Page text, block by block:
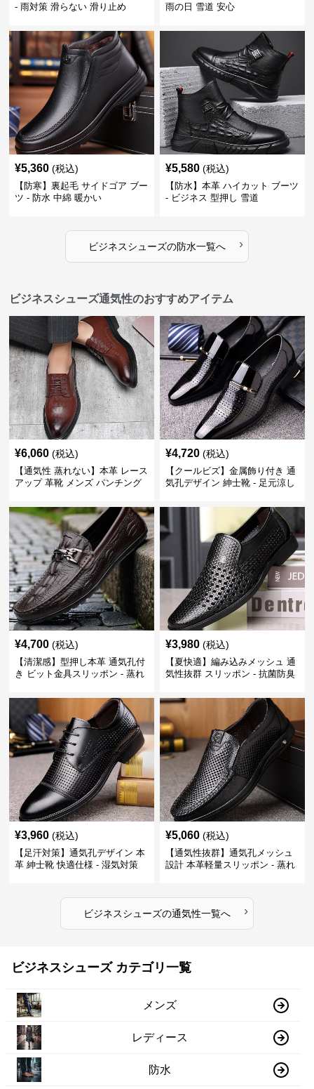
- 雨対策 滑らない 滑り止め
雨の日 雪道 安心
¥5,360 (税込)
【防寒】裏起毛 サイドゴア ブー
ツ - 防水 中綿 暖かい
¥5,580 (税込)
【防水】本革 ハイカット ブーツ
- ビジネス 型押し 雪道
ビジネスシューズの防水一覧へ ›
ビジネスシューズ通気性のおすすめアイテム
¥6,060 (税込)
【通気性 蒸れない】本革 レース
アップ 革靴 メンズ パンチング
い 営業
¥4,720 (税込)
【クールビズ】金属飾り付き 通
気孔デザイン 紳士靴 - 足元涼し
¥4,700 (税込)
【清潔感】型押し本革 通気孔付
き ビット金具スリッポン - 蒸れ
¥3,980 (税込)
【夏快適】編み込みメッシュ 通
気性抜群 スリッポン - 抗菌防臭
¥3,960 (税込)
【足汗対策】通気孔デザイン 本
革 紳士靴 快適仕様 - 湿気対策
¥5,060 (税込)
【通気性抜群】通気孔メッシュ
設計 本革軽量スリッポン - 蒸れ
ビジネスシューズの通気性一覧へ ›
ビジネスシューズ カテゴリ一覧
メンズ
レディース
防水